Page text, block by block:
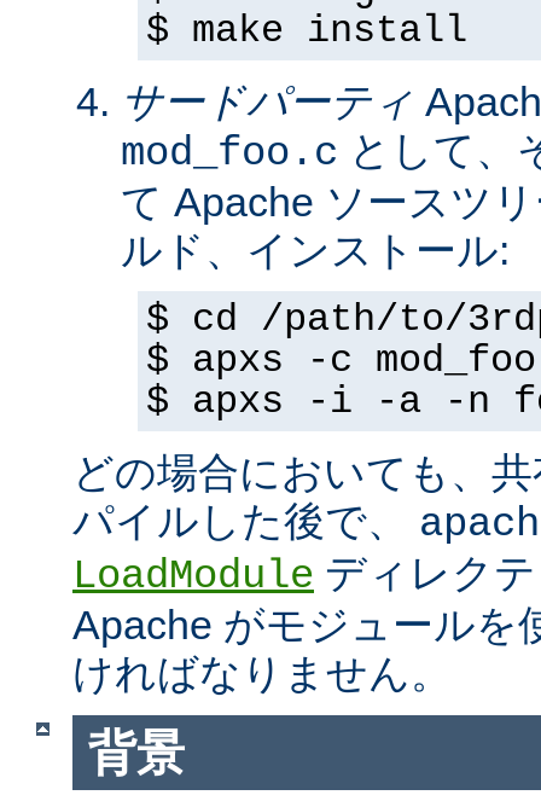
$ make install
サードパーティ
mod_foo.c として、
て Apache ソースツ
ルド、インストール:
$ cd /path/to/
$ apxs -c
$ apxs -i -a -n
どの場合においても、
パイルした後で、
LoadModule ディレク
Apache がモジュールを
ければなりません。
背景